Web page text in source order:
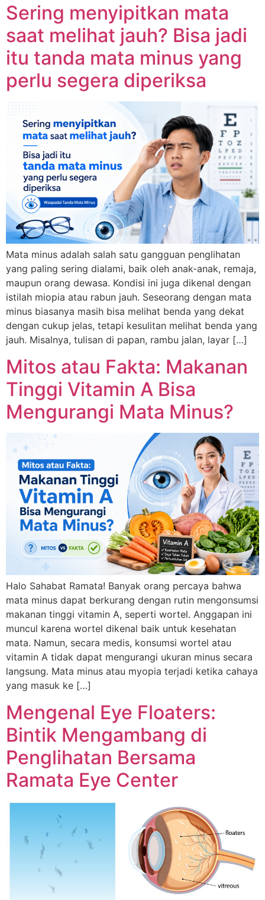
Sering menyipitkan mata
saat melihat jauh? Bisa jadi
itu tanda mata minus yang
perlu segera diperiksa
Mata minus adalah salah satu gangguan penglihatan
yang paling sering dialami, baik oleh anak-anak, remaja,
maupun orang dewasa. Kondisi ini juga dikenal dengan
istilah miopia atau rabun jauh. Seseorang dengan mata
minus biasanya masih bisa melihat benda yang dekat
dengan cukup jelas, tetapi kesulitan melihat benda yang
jauh. Misalnya, tulisan di papan, rambu jalan, layar […]
Mitos atau Fakta: Makanan
Tinggi Vitamin A Bisa
Mengurangi Mata Minus?
Halo Sahabat Ramata! Banyak orang percaya bahwa
mata minus dapat berkurang dengan rutin mengonsumsi
makanan tinggi vitamin A, seperti wortel. Anggapan ini
muncul karena wortel dikenal baik untuk kesehatan
mata. Namun, secara medis, konsumsi wortel atau
vitamin A tidak dapat mengurangi ukuran minus secara
langsung. Mata minus atau myopia terjadi ketika cahaya
yang masuk ke […]
Mengenal Eye Floaters:
Bintik Mengambang di
Penglihatan Bersama
Ramata Eye Center